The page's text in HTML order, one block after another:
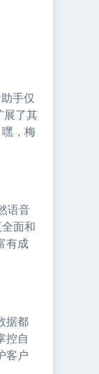
手仅
展了其
，梅
语音
面和
有成
据都
控自
客户